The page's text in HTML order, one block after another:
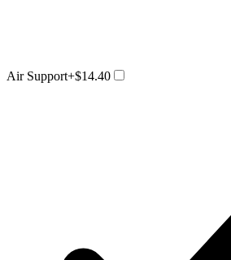
Air Support+$14.40